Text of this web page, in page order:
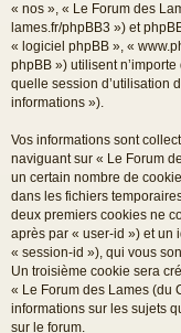
« nos », « Le Forum des
lames.fr/phpBB3 ») et
« logiciel phpBB », «
phpBB ») utilisent
quelle session d’utilisation
informations »).
Vos informations sont
naviguant sur « Le Forum
un certain nombre de
dans les fichiers
deux premiers cookies ne
après par « user-id ») et un
« session-id »), qui vous
Un troisième cookie sera
« Le Forum des Lames (du
informations sur les sujets
sur le forum.